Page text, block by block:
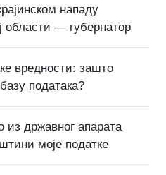
нападу
области — губернатор
вредности: зашто
података?
државног апарата
моје податке